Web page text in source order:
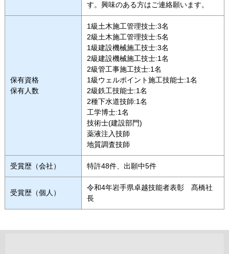
す。興味のある方はご連絡願います。
保有資格
保有人数
1級土木施工管理技士:3名
2級土木施工管理技士:5名
1級建設機械施工技士:3名
2級建設機械施工技士:1名
2級管工事施工技士:1名
1級ウェルポイント施工技能士:1名
2級鉄工技能士:1名
2種下水道技師:1名
工学博士:1名
技術士(建設部門)
薬液注入技師
地質調査技師
受賞歴（会社） 特許48件、出願中5件
受賞歴（個人）
令和4年岩手県卓越技能者表彰 髙橋社
長